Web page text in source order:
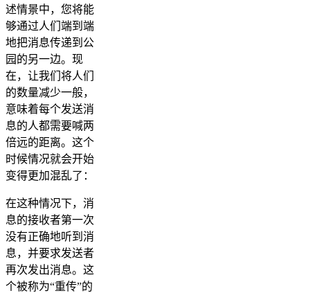
述情景中，您将能
够通过人们端到端
地把消息传递到公
园的另一边。现
在，让我们将人们
的数量减少一般，
意味着每个发送消
息的人都需要喊两
倍远的距离。这个
时候情况就会开始
变得更加混乱了：
在这种情况下，消
息的接收者第一次
没有正确地听到消
息，并要求发送者
再次发出消息。这
个被称为“重传”的